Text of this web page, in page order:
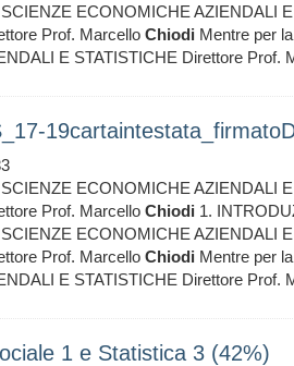
ECONOMICHE AZIENDALI
Prof. Marcello Chiodi Mentre per
E STATISTICHE Direttore Prof.
ECONOMICHE AZIENDALI
Prof. Marcello Chiodi 1.
ECONOMICHE AZIENDALI
Prof. Marcello Chiodi Mentre per
E STATISTICHE Direttore Prof.
1 e Statistica 3 (42%)